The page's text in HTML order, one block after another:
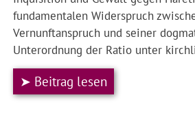
fundamentalen Widerspruch
Vernunftanspruch und seiner
Unterordnung der Ratio unter
➤ Beitrag lesen